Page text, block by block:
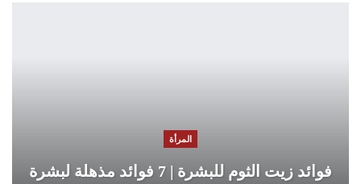
المرأة
فوائد زيت الثوم للبشرة | 7 فوائد مذهلة لبشرة